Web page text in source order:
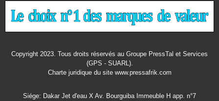
Copyright 2023. Tous droits réservés au Groupe PressTal et Services
(GPS - SUARL).
Charte juridiquedu site www.pressafrik.com
Siége: Dakar Jet d'eau X Av. Bourguiba Immeuble H app. n°7